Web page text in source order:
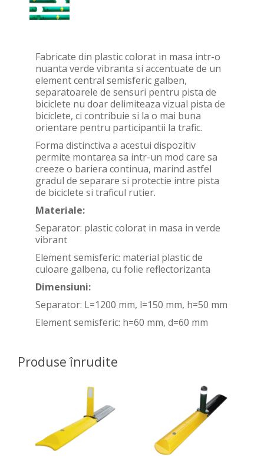
Fabricate din plastic colorat in masa intr-o
nuanta verde vibranta si accentuate de un
element central semisferic galben,
separatoarele de sensuri pentru pista de
biciclete nu doar delimiteaza vizual pista de
biciclete, ci contribuie si la o mai buna
orientare pentru participantii la trafic.
Forma distinctiva a acestui dispozitiv
permite montarea sa intr-un mod care sa
creeze o bariera continua, marind astfel
gradul de separare si protectie intre pista
de biciclete si traficul rutier.
Materiale:
Separator: plastic colorat in masa in verde
vibrant
Element semisferic: material plastic de
culoare galbena, cu folie reflectorizanta
Dimensiuni:
Separator: L=1200 mm, l=150 mm, h=50 mm
Element semisferic: h=60 mm, d=60 mm
Produse înrudite